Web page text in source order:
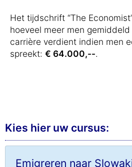
Het tijdschrift “The
hoeveel meer men
carrière verdient indien men
spreekt: € 64.000,--.
Kies hier uw cursus:
Emigreren naar